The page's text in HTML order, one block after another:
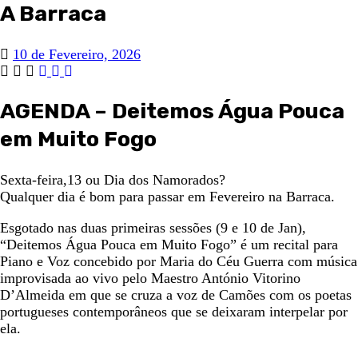
A Barraca
10 de Fevereiro, 2026
AGENDA – Deitemos Água Pouca
em Muito Fogo
Sexta-feira,13 ou Dia dos Namorados?
Qualquer dia é bom para passar em Fevereiro na Barraca.
Esgotado nas duas primeiras sessões (9 e 10 de Jan),
“Deitemos Água Pouca em Muito Fogo” é um recital para
Piano e Voz concebido por Maria do Céu Guerra com música
improvisada ao vivo pelo Maestro António Vitorino
D’Almeida em que se cruza a voz de Camões com os poetas
portugueses contemporâneos que se deixaram interpelar por
ela.